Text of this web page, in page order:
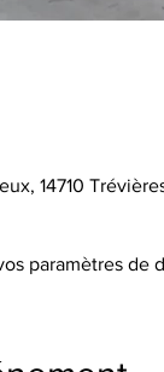
14710
paramètres